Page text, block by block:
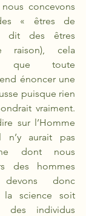
concevons
« êtres de
dit des êtres
raison), cela
que toute
énoncer une
puisque rien
vraiment.
sur l’Homme
n’y aurait pas
dont nous
des hommes
devons donc
science soit
des individus